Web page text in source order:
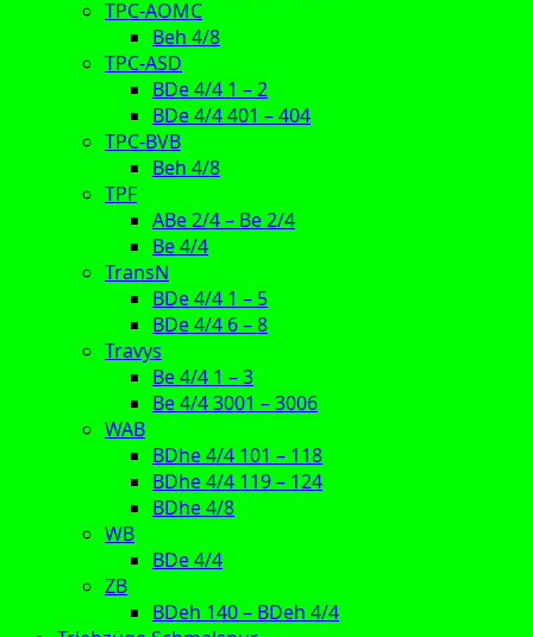
TPC-AOMC
Beh 4/8
TPC-ASD
BDe 4/4 1 – 2
BDe 4/4 401 – 404
TPC-BVB
Beh 4/8
TPF
ABe 2/4 – Be 2/4
Be 4/4
TransN
BDe 4/4 1 – 5
BDe 4/4 6 – 8
Travys
Be 4/4 1 – 3
Be 4/4 3001 – 3006
WAB
BDhe 4/4 101 – 118
BDhe 4/4 119 – 124
BDhe 4/8
WB
BDe 4/4
ZB
BDeh 140 – BDeh 4/4